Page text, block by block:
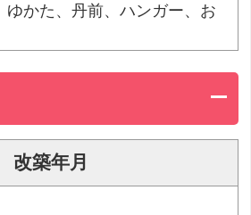
ゆかた、丹前、ハンガー、お
改築年月